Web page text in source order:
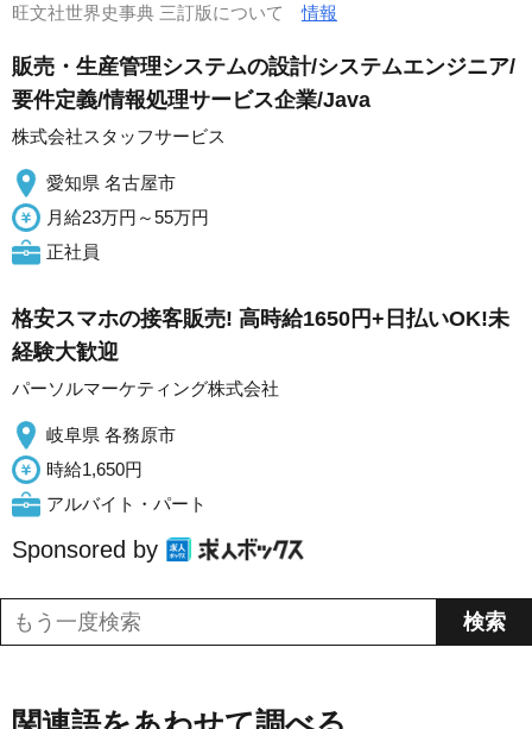
旺文社世界史事典 三訂版について情報
販売・生産管理システムの設計/システムエンジニア/
要件定義/情報処理サービス企業/Java
株式会社スタッフサービス
愛知県 名古屋市
月給23万円～55万円
正社員
格安スマホの接客販売! 高時給1650円+日払いOK!未
経験大歓迎
パーソルマーケティング株式会社
岐阜県 各務原市
時給1,650円
アルバイト・パート
Sponsored by